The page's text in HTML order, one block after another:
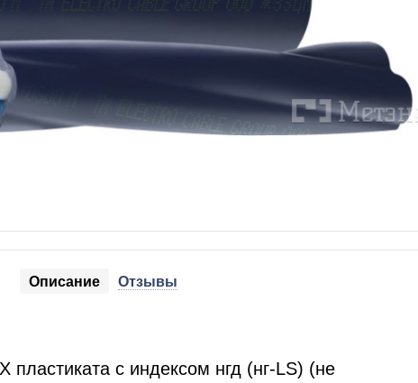
Описание Отзывы
пластиката с индексом нгд (нг-LS) (не